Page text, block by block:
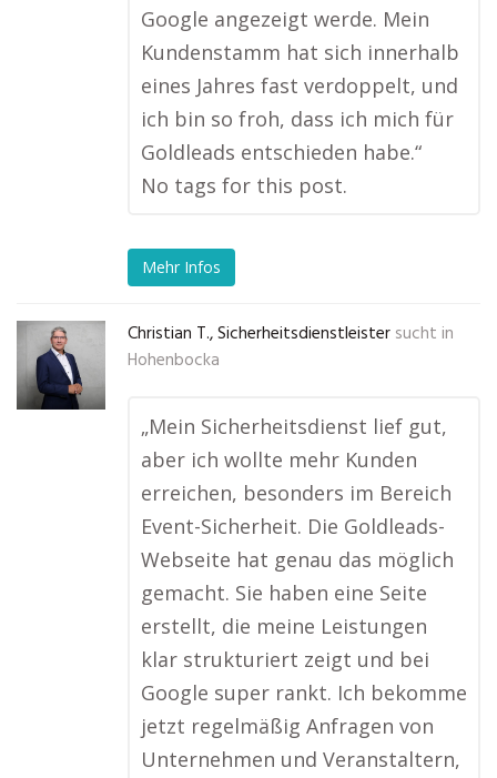
Google angezeigt werde. Mein
Kundenstamm hat sich innerhalb
eines Jahres fast verdoppelt, und
ich bin so froh, dass ich mich für
Goldleads entschieden habe.“
No tags for this post.
Mehr Infos
Christian T., Sicherheitsdienstleister sucht in
Hohenbocka
„Mein Sicherheitsdienst lief gut,
aber ich wollte mehr Kunden
erreichen, besonders im Bereich
Event-Sicherheit. Die Goldleads-
Webseite hat genau das möglich
gemacht. Sie haben eine Seite
erstellt, die meine Leistungen
klar strukturiert zeigt und bei
Google super rankt. Ich bekomme
jetzt regelmäßig Anfragen von
Unternehmen und Veranstaltern,